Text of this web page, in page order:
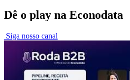
Dê o play na Econodata
Siga nosso canal